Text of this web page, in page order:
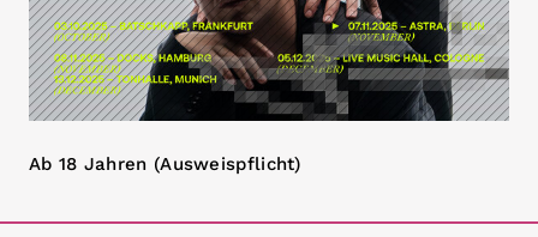
Ab 18 Jahren (Ausweispflicht)